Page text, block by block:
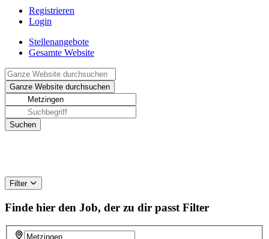
Registrieren
Login
Stellenangebote
Gesamte Website
Filter
Finde hier den Job, der zu dir passt Filter